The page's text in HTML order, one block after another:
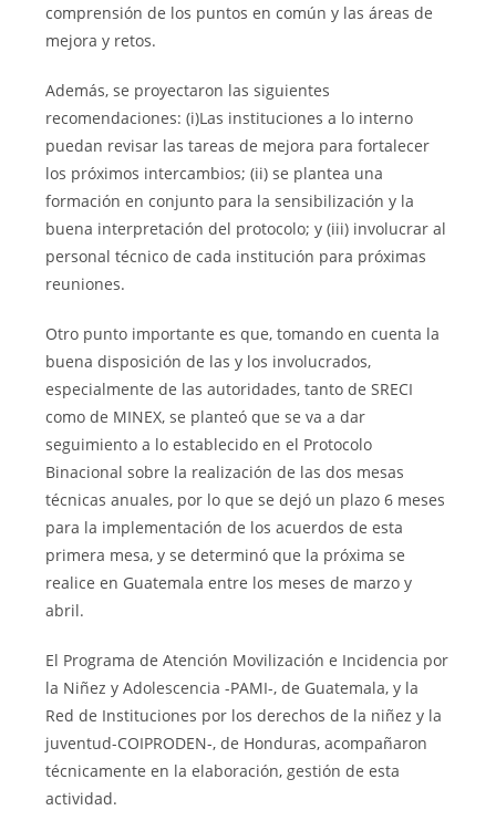
comprensión de los puntos en común y las áreas de
mejora y retos.
Además, se proyectaron las siguientes
recomendaciones: (i)Las instituciones a lo interno
puedan revisar las tareas de mejora para fortalecer
los próximos intercambios; (ii) se plantea una
formación en conjunto para la sensibilización y la
buena interpretación del protocolo; y (iii) involucrar al
personal técnico de cada institución para próximas
reuniones.
Otro punto importante es que, tomando en cuenta la
buena disposición de las y los involucrados,
especialmente de las autoridades, tanto de SRECI
como de MINEX, se planteó que se va a dar
seguimiento a lo establecido en el Protocolo
Binacional sobre la realización de las dos mesas
técnicas anuales, por lo que se dejó un plazo 6 meses
para la implementación de los acuerdos de esta
primera mesa, y se determinó que la próxima se
realice en Guatemala entre los meses de marzo y
abril.
El Programa de Atención Movilización e Incidencia por
la Niñez y Adolescencia -PAMI-, de Guatemala, y la
Red de Instituciones por los derechos de la niñez y la
juventud-COIPRODEN-, de Honduras, acompañaron
técnicamente en la elaboración, gestión de esta
actividad.